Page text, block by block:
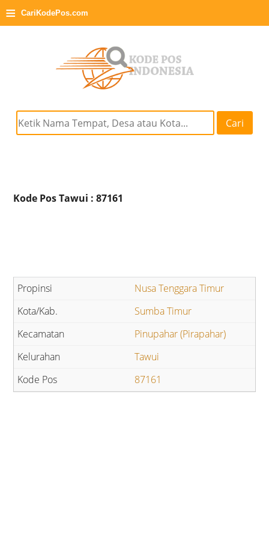
≡ CariKodePos.com
Cari
Kode Pos Tawui : 87161
Nusa Tenggara Timur
Sumba Timur
Pinupahar (Pirapahar)
Tawui
87161